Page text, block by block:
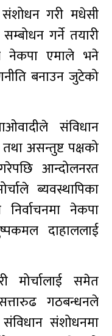
गरी मधेसी
गर्ने तयारी
नेकपा एमाले भने
बनाउन जुटेको
संविधान
असन्तुष्ट पक्षको
आन्दोलनरत
ब्यवस्थापिका
निर्वाचनमा नेकपा
दाहाललाई
मोर्चालाई समेत
गठबन्धनले
संशोधनमा